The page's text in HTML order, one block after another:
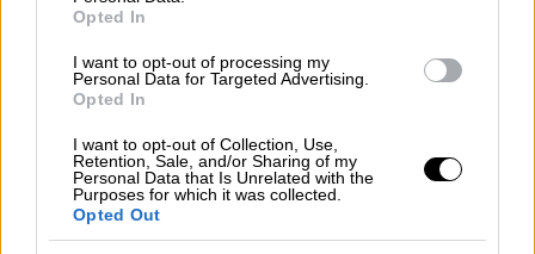
Opted In
I want to opt-out of processing my
Personal Data for Targeted Advertising.
Opted In
I want to opt-out of Collection, Use,
Retention, Sale, and/or Sharing of my
Personal Data that Is Unrelated with the
Purposes for which it was collected.
Opted Out
Όπως περιέγραψε, την ώρα που βρισκόταν
μέσα στο εστιατόριο άκουσε να σπάει το
τζάμι από την πλαϊνή πλευρά του κτιρίου και
είδε άτομανα πετάνε κάτι μέσα